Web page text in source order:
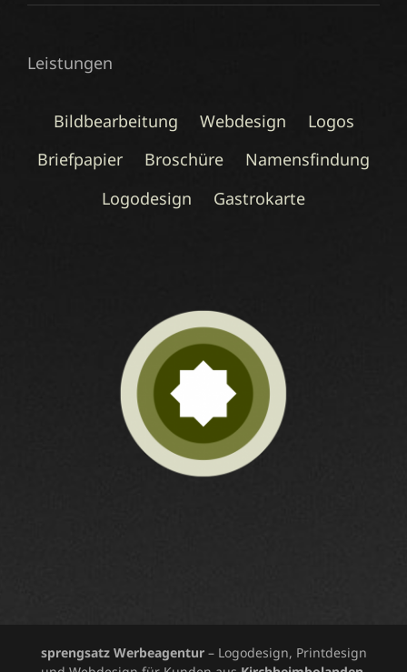
Leistungen
Bildbearbeitung Webdesign
Logos
Briefpapier
Broschüre
Namensfindung
Logodesign
Gastrokarte
sprengsatz Werbeagentur– Logodesign, Printdesign